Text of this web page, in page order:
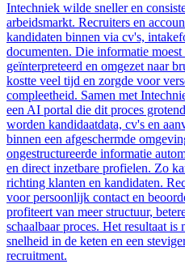
Intechniek wilde sneller en
arbeidsmarkt. Recruiters en
kandidaten binnen via cv's,
documenten. Die informatie
geïnterpreteerd en omgezet naar
kostte veel tijd en zorgde voor
compleetheid. Samen met
een AI portal die dit proces
worden kandidaatdata, cv's en
binnen een afgeschermde
ongestructureerde informatie
en direct inzetbare profielen. Zo
richting klanten en kandidaten.
voor persoonlijk contact en
profiteert van meer structuur,
schaalbaar proces. Het resultaat
snelheid in de keten en een
recruitment.